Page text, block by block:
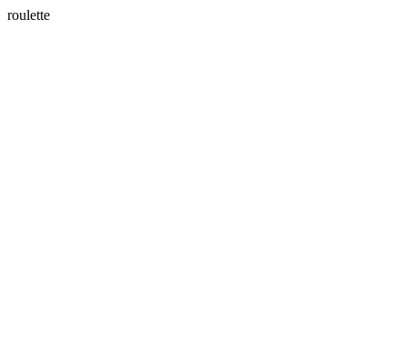
roulette